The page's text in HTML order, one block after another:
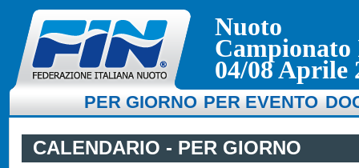
Nuoto
04/08 Aprile
PER GIORNO PER EVENTO
CALENDARIO - PER GIORNO